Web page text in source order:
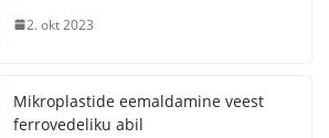
2. okt 2023
Mikroplastide eemaldamine veest
ferrovedeliku abil